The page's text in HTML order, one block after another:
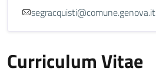
segracquisti@comune.genova.it
Curriculum Vitae